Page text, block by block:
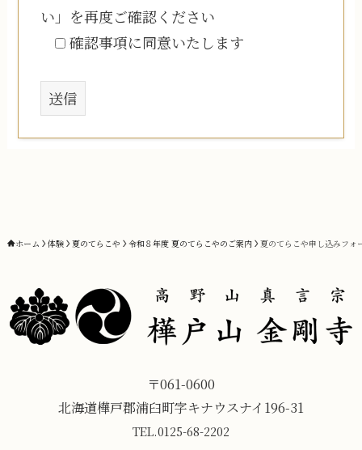
い」を再度ご確認ください
確認事項に同意いたします
ホーム 体験 夏のてらこや 令和８年度 夏のてらこやのご案内 夏のてらこや申し込みフォ
〒061-0600
北海道樺戸郡浦臼町字キナウスナイ196-31
TEL.0125-68-2202